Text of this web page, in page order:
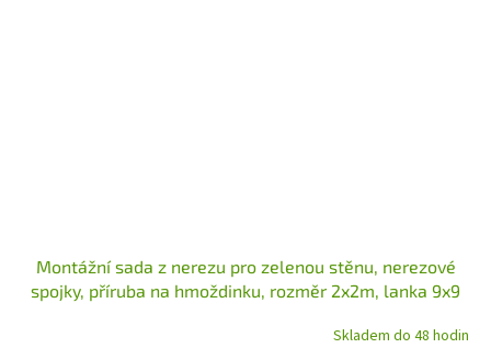
Montážní sada z nerezu pro zelenou stěnu, nerezové
spojky, příruba na hmoždinku, rozměr 2x2m, lanka 9x9
Skladem do 48 hodin